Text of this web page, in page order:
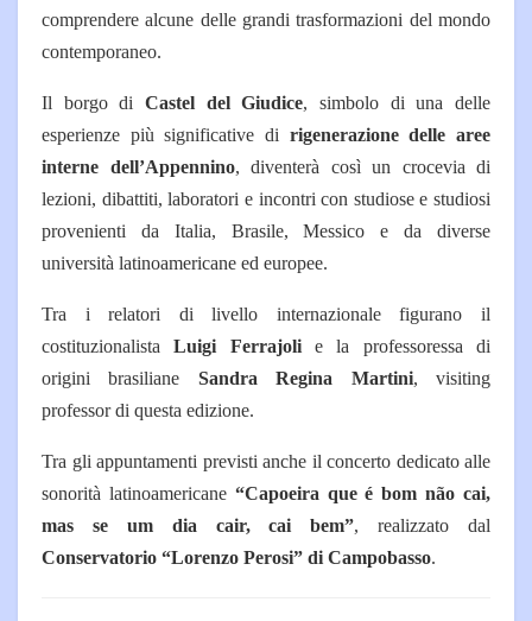
comprendere alcune delle grandi trasformazioni del mondo
contemporaneo.
Il borgo di Castel del Giudice, simbolo di una delle
esperienze più significative di rigenerazione delle aree
interne dell’Appennino, diventerà così un crocevia di
lezioni, dibattiti, laboratori e incontri con studiose e studiosi
provenienti da Italia, Brasile, Messico e da diverse
università latinoamericane ed europee.
Tra i relatori di livello internazionale figurano il
costituzionalistaLuigi Ferrajolie la professoressa di
origini brasiliane Sandra Regina Martini, visiting
professor di questa edizione.
Tra gli appuntamenti previsti anche il concerto dedicato alle
sonorità latinoamericane “Capoeira que é bom não cai,
mas se um dia cair, cai bem”, realizzato dal
Conservatorio “Lorenzo Perosi” di Campobasso.